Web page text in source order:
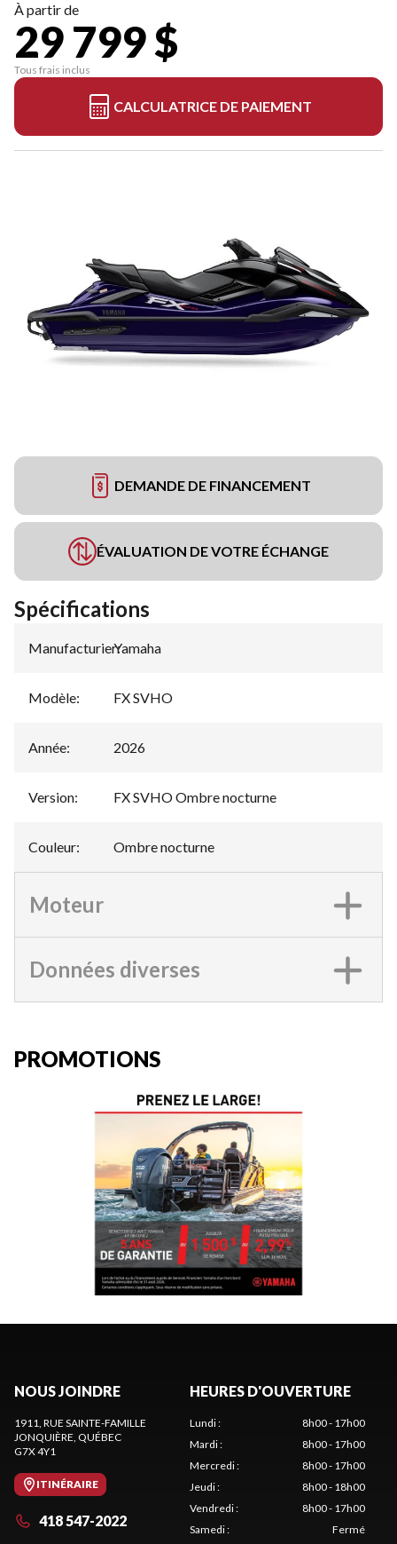
À partir de
29 799 $
Tous frais inclus
CALCULATRICE DE PAIEMENT
DEMANDE DE FINANCEMENT
ÉVALUATION DE VOTRE ÉCHANGE
Spécifications
Manufacturier:
Yamaha
Modèle: FX SVHO
Année: 2026
Version: FX SVHO Ombre nocturne
Couleur: Ombre nocturne
Moteur
Données diverses
PROMOTIONS
NOUS JOINDRE
1911, RUE SAINTE-FAMILLE
JONQUIÈRE, QUÉBEC
G7X 4Y1
ITINÉRAIRE
418 547-2022
HEURES D'OUVERTURE
Lundi:
8h00 - 17h00
Mardi:
8h00 - 17h00
Mercredi:
8h00 - 17h00
Jeudi:
8h00 - 18h00
Vendredi:
8h00 - 17h00
Samedi: Fermé